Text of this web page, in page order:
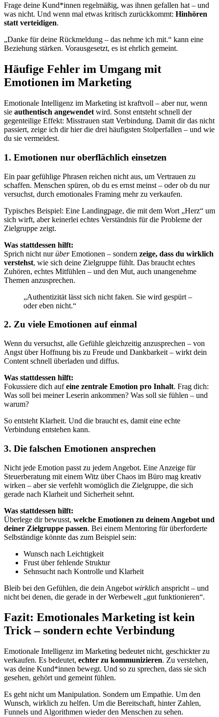
Frage deine Kund*innen regelmäßig, was ihnen gefallen hat – und
was nicht. Und wenn mal etwas kritisch zurückkommt: Hinhören
statt verteidigen.
„Danke für deine Rückmeldung – das nehme ich mit.“ kann eine
Beziehung stärken. Vorausgesetzt, es ist ehrlich gemeint.
Häufige Fehler im Umgang mit
Emotionen im Marketing
Emotionale Intelligenz im Marketing ist kraftvoll – aber nur, wenn
sie authentisch angewendet wird. Sonst entsteht schnell der
gegenteilige Effekt: Misstrauen statt Verbindung. Damit dir das nicht
passiert, zeige ich dir hier die drei häufigsten Stolperfallen – und wie
du sie vermeidest.
1. Emotionen nur oberflächlich einsetzen
Ein paar gefühlige Phrasen reichen nicht aus, um Vertrauen zu
schaffen. Menschen spüren, ob du es ernst meinst – oder ob du nur
versuchst, durch emotionales Framing mehr zu verkaufen.
Typisches Beispiel: Eine Landingpage, die mit dem Wort „Herz“ um
sich wirft, aber keinerlei echtes Verständnis für die Probleme der
Zielgruppe zeigt.
Was stattdessen hilft:
Sprich nicht nurüberEmotionen – sondern zeige, dass du wirklich
verstehst, wie sich deine Zielgruppe fühlt. Das braucht echtes
Zuhören, echtes Mitfühlen – und den Mut, auch unangenehme
Themen anzusprechen.
„Authentizität lässt sich nicht faken. Sie wird gespürt –
oder eben nicht.“
2. Zu viele Emotionen auf einmal
Wenn du versuchst, alle Gefühle gleichzeitig anzusprechen – von
Angst über Hoffnung bis zu Freude und Dankbarkeit – wirkt dein
Content schnell überladen und diffus.
Was stattdessen hilft:
Fokussiere dich aufeine zentrale Emotion pro Inhalt. Frag dich:
Was soll bei meiner Leserin ankommen? Was soll sie fühlen – und
warum?
So entsteht Klarheit. Und die braucht es, damit eine echte
Verbindung entstehen kann.
3. Die falschen Emotionen ansprechen
Nicht jede Emotion passt zu jedem Angebot. Eine Anzeige für
Steuerberatung mit einem Witz über Chaos im Büro mag kreativ
wirken – aber sie verfehlt womöglich die Zielgruppe, die sich
gerade nach Klarheit und Sicherheit sehnt.
Was stattdessen hilft:
Überlege dir bewusst, welche Emotionen zu deinem Angebot und
deiner Zielgruppe passen. Bei einem Mentoring für überforderte
Selbständige könnte das zum Beispiel sein:
Wunsch nach Leichtigkeit
Frust über fehlende Struktur
Sehnsucht nach Kontrolle und Klarheit
Bleib bei den Gefühlen, die dein Angebot wirklich anspricht – und
nicht bei denen, die gerade in der Werbewelt „gut funktionieren“.
Fazit: Emotionales Marketing ist kein
Trick – sondern echte Verbindung
Emotionale Intelligenz im Marketing bedeutet nicht, geschickter zu
verkaufen. Es bedeutet, echter zu kommunizieren. Zu verstehen,
was deine Kund*innen bewegt. Und so zu sprechen, dass sie sich
gesehen, gehört und gemeint fühlen.
Es geht nicht um Manipulation. Sondern um Empathie. Um den
Wunsch, wirklich zu helfen. Um die Bereitschaft, hinter Zahlen,
Funnels und Algorithmen wieder den Menschen zu sehen.